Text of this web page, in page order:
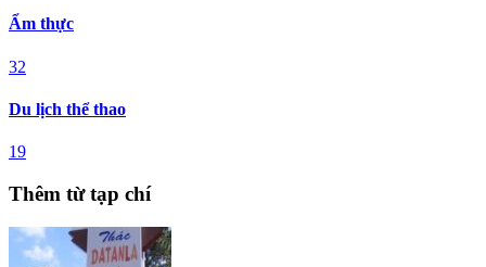
Ẩm thực
32
Du lịch thể thao
19
Thêm từ tạp chí